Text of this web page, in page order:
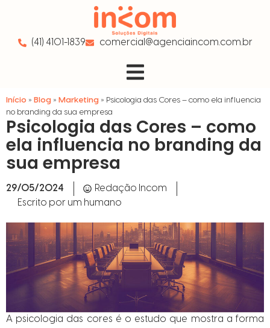
(41) 4101-1839 comercial@agenciaincom.com.br
Início » Blog » Marketing » Psicologia das Cores – como ela influencia
no branding da sua empresa
Psicologia das Cores – como
ela influencia no branding da
sua empresa
29/05/2024
Redação Incom
Escrito por um humano
A psicologia das cores é o estudo que mostra a forma